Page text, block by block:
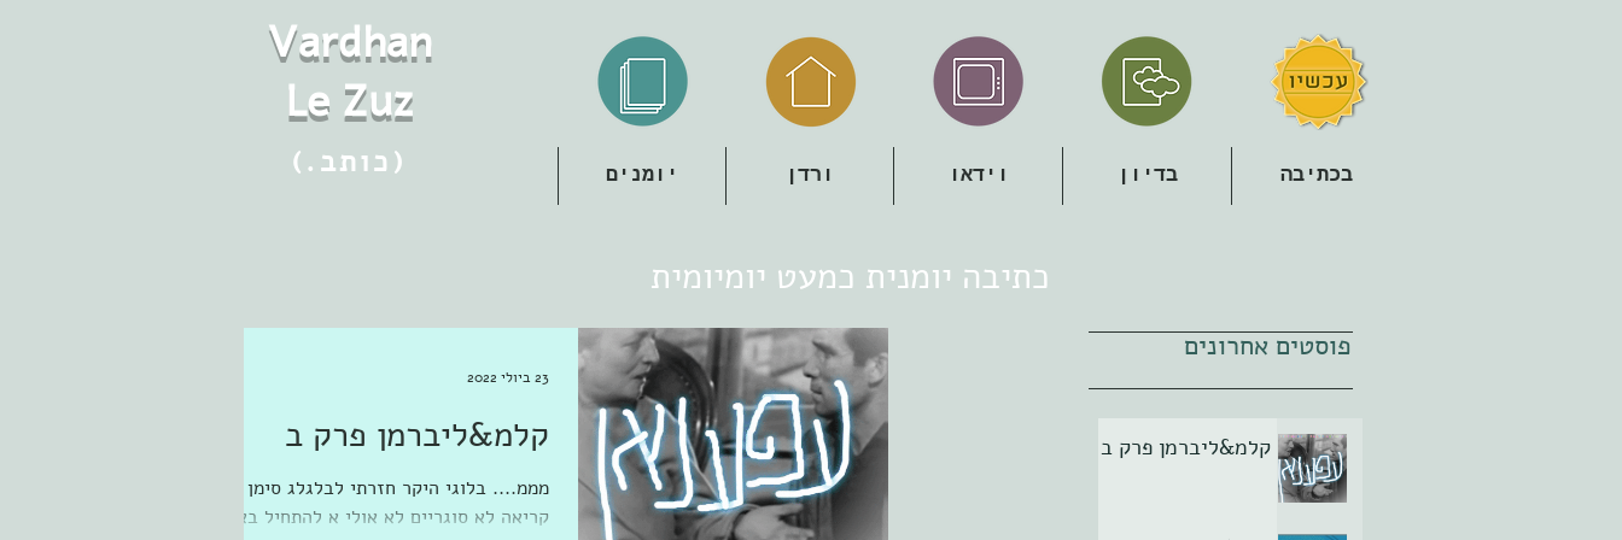
Vardhan
Le Zuz
(.כותב) בכתיבה בדיון וידאו ורדן יומנים
כתיבה יומנית כמעט יומיומית
קלמ&ליברמן פרק ב
מממ.... בלוגי היקר חזרתי לבלגלג סימן
קריאה לא סוגריים לא אולי א להתחיל באלף
23 ביולי 2022
פוסטים אחרונים
קלמ&ליברמן פרק ב